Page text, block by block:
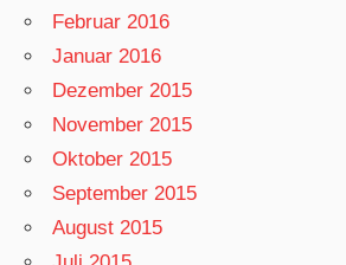
Februar 2016
Januar 2016
Dezember 2015
November 2015
Oktober 2015
September 2015
August 2015